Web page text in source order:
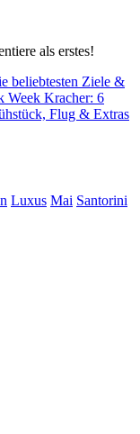
als erstes!
beliebtesten Ziele &
Week Kracher: 6
Flug & Extras
Luxus Mai Santorini